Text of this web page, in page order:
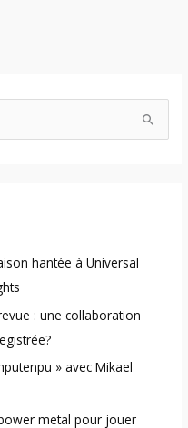
hantée à Universal
: une collaboration
» avec Mikael
metal pour jouer